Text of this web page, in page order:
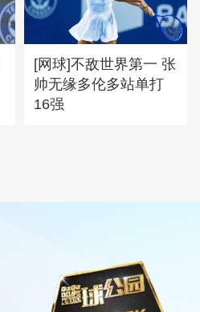
[网球]不敌世界第一 张
帅无缘多伦多站单打
16强